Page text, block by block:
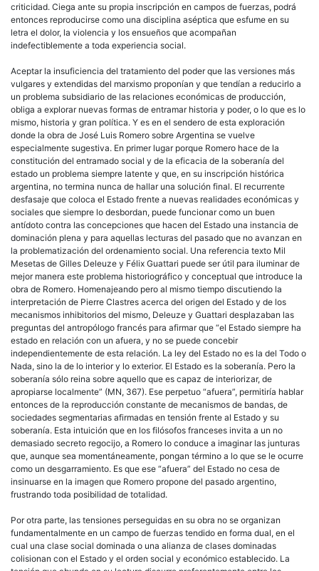
criticidad. Ciega ante su propia inscripción en campos de fuerzas, podrá
entonces reproducirse como una disciplina aséptica que esfume en su
letra el dolor, la violencia y los ensueños que acompañan
indefectiblemente a toda experiencia social.
Aceptar la insuficiencia del tratamiento del poder que las versiones más
vulgares y extendidas del marxismo proponían y que tendían a reducirlo a
un problema subsidiario de las relaciones económicas de producción,
obliga a explorar nuevas formas de entramar historia y poder, o lo que es lo
mismo, historia y gran política. Y es en el sendero de esta exploración
donde la obra de José Luis Romero sobre Argentina se vuelve
especialmente sugestiva. En primer lugar porque Romero hace de la
constitución del entramado social y de la eficacia de la soberanía del
estado un problema siempre latente y que, en su inscripción histórica
argentina, no termina nunca de hallar una solución final. El recurrente
desfasaje que coloca el Estado frente a nuevas realidades económicas y
sociales que siempre lo desbordan, puede funcionar como un buen
antídoto contra las concepciones que hacen del Estado una instancia de
dominación plena y para aquellas lecturas del pasado que no avanzan en
la problematización del ordenamiento social. Una referencia texto Mil
Mesetas de Gilles Deleuze y Félix Guattari puede ser útil para iluminar de
mejor manera este problema historiográfico y conceptual que introduce la
obra de Romero. Homenajeando pero al mismo tiempo discutiendo la
interpretación de Pierre Clastres acerca del origen del Estado y de los
mecanismos inhibitorios del mismo, Deleuze y Guattari desplazaban las
preguntas del antropólogo francés para afirmar que “el Estado siempre ha
estado en relación con un afuera, y no se puede concebir
independientemente de esta relación. La ley del Estado no es la del Todo o
Nada, sino la de lo interior y lo exterior. El Estado es la soberanía. Pero la
soberanía sólo reina sobre aquello que es capaz de interiorizar, de
apropiarse localmente” (MN, 367). Ese perpetuo “afuera”, permitiría hablar
entonces de la reproducción constante de mecanismos de bandas, de
sociedades segmentarias afirmadas en tensión frente al Estado y su
soberanía. Esta intuición que en los filósofos franceses invita a un no
demasiado secreto regocijo, a Romero lo conduce a imaginar las junturas
que, aunque sea momentáneamente, pongan término a lo que se le ocurre
como un desgarramiento. Es que ese “afuera” del Estado no cesa de
insinuarse en la imagen que Romero propone del pasado argentino,
frustrando toda posibilidad de totalidad.
Por otra parte, las tensiones perseguidas en su obra no se organizan
fundamentalmente en un campo de fuerzas tendido en forma dual, en el
cual una clase social dominada o una alianza de clases dominadas
colisionan con el Estado y el orden social y económico establecido. La